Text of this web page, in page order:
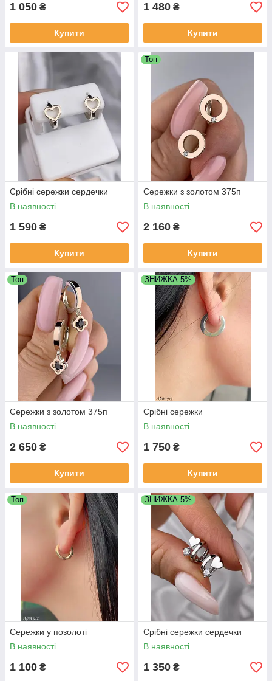
1 050 ₴
Купити
1 480 ₴
Купити
Срібні сережки сердечки
В наявності
1 590 ₴
Купити
Топ
Сережки з золотом 375п
В наявності
2 160 ₴
Купити
Топ
Сережки з золотом 375п
В наявності
2 650 ₴
Купити
ЗНИЖКА 5%
Срібні сережки
В наявності
1 750 ₴
Купити
Топ
Сережки у позолоті
В наявності
1 100 ₴
ЗНИЖКА 5%
Срібні сережки сердечки
В наявності
1 350 ₴